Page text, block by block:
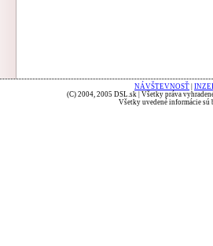
NÁVŠTEVNOSŤ
(C) 2004, 2005 DSL.sk | Všetky práva
Všetky uvedené informácie sú